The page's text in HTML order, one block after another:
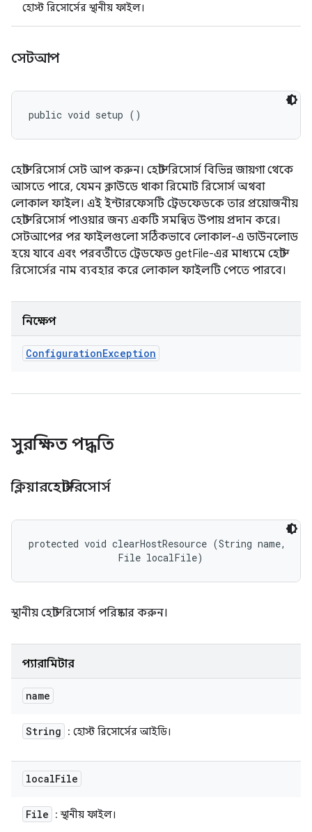
হোস্ট রিসোর্সের স্থানীয় ফাইল।
সেটআপ
public void setup ()
হোস্ট রিসোর্স সেট আপ করুন। হোস্ট রিসোর্স বিভিন্ন জায়গা থেকে
আসতে পারে, যেমন ক্লাউডে থাকা রিমোট রিসোর্স অথবা
লোকাল ফাইল। এই ইন্টারফেসটি ট্রেডফেডকে তার প্রয়োজনীয়
হোস্ট রিসোর্স পাওয়ার জন্য একটি সমন্বিত উপায় প্রদান করে।
সেটআপের পর ফাইলগুলো সঠিকভাবে লোকাল-এ ডাউনলোড
হয়ে যাবে এবং পরবর্তীতে ট্রেডফেড getFile-এর মাধ্যমে হোস্ট
রিসোর্সের নাম ব্যবহার করে লোকাল ফাইলটি পেতে পারবে।
নিক্ষেপ
ConfigurationException
সুরক্ষিত পদ্ধতি
ক্লিয়ারহোস্টরিসোর্স
protected void clearHostResource (String name,
                File localFile)
স্থানীয় হোস্ট রিসোর্স পরিষ্কার করুন।
প্যারামিটার
name
String : হোস্ট রিসোর্সের আইডি।
localFile
File : স্থানীয় ফাইল।